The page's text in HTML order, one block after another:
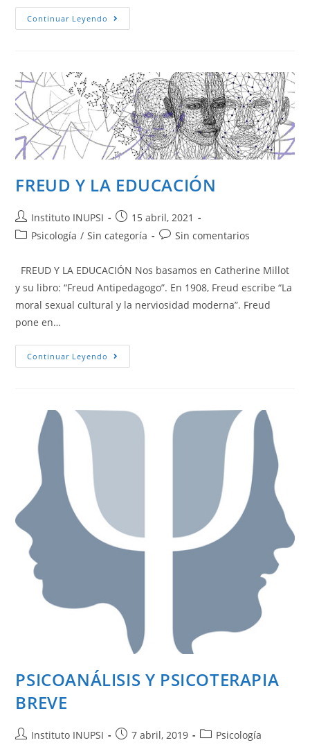
Continuar Leyendo
FREUD Y LA EDUCACIÓN
Instituto INUPSI
15 abril, 2021
Psicología / Sin categoría Sin comentarios
FREUD Y LA EDUCACIÓN Nos basamos en Catherine Millot
y su libro: “Freud Antipedagogo”. En 1908, Freud escribe “La
moral sexual cultural y la nerviosidad moderna”. Freud
pone en…
Continuar Leyendo
PSICOANÁLISIS Y PSICOTERAPIA
BREVE
Instituto INUPSI 7 abril, 2019 Psicología